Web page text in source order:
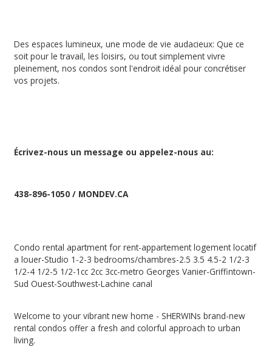
Des espaces lumineux, une mode de vie audacieux: Que ce
soit pour le travail, les loisirs, ou tout simplement vivre
pleinement, nos condos sont l'endroit idéal pour concrétiser
vos projets.
Écrivez-nous un message ou appelez-nous au:
438-896-1050 / MONDEV.CA
Condo rental apartment for rent-appartement logement locatif
a louer-Studio 1-2-3 bedrooms/chambres-2.5 3.5 4.5-2 1/2-3
1/2-4 1/2-5 1/2-1cc 2cc 3cc-metro Georges Vanier-Griffintown-
Sud Ouest-Southwest-Lachine canal
Welcome to your vibrant new home - SHERWINs brand-new
rental condos offer a fresh and colorful approach to urban
living.